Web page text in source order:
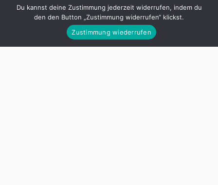
Vor 41 Jahren wurde die E-Mail erfunden. In den meisten
Unternehmen ist sie das wichtigste
Kommunikationsmittel – und längst keine reine Freude
mehr. Dabei gibt es ein Leben ohne Mail-Pingpong und
Du kannst deine Zustimmung jederzeit widerrufen, indem du
den den Button „Zustimmung widerrufen“ klickst.
Zustimmung wiederrufen